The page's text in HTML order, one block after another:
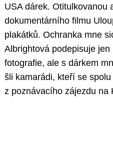
USA dárek. Otitulkovanou
dokumentárního filmu
plakátků. Ochranka mne
Albrightová podepisuje
fotografie, ale s dárkem
šli kamarádi, kteří se
z poznávacího zájezdu na